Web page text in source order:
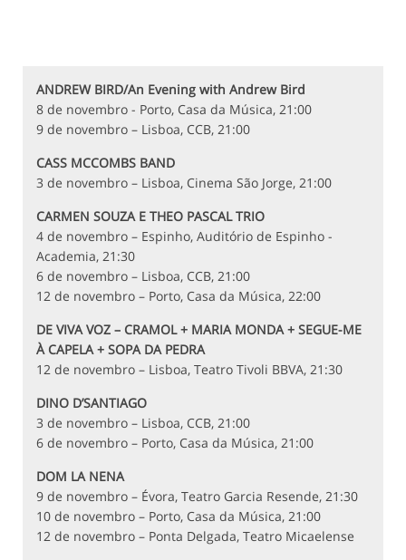
ANDREW BIRD/An Evening with Andrew Bird
8 de novembro - Porto, Casa da Música, 21:00
9 de novembro – Lisboa, CCB, 21:00
CASS MCCOMBS BAND
3 de novembro – Lisboa, Cinema São Jorge, 21:00
CARMEN SOUZA E THEO PASCAL TRIO
4 de novembro – Espinho, Auditório de Espinho -
Academia, 21:30
6 de novembro – Lisboa, CCB, 21:00
12 de novembro – Porto, Casa da Música, 22:00
DE VIVA VOZ – CRAMOL + MARIA MONDA + SEGUE-ME
À CAPELA + SOPA DA PEDRA
12 de novembro – Lisboa, Teatro Tivoli BBVA, 21:30
DINO D’SANTIAGO
3 de novembro – Lisboa, CCB, 21:00
6 de novembro – Porto, Casa da Música, 21:00
DOM LA NENA
9 de novembro – Évora, Teatro Garcia Resende, 21:30
10 de novembro – Porto, Casa da Música, 21:00
12 de novembro – Ponta Delgada, Teatro Micaelense